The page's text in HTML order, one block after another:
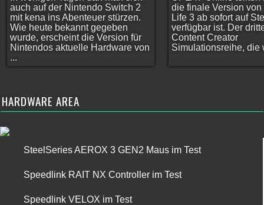
auch auf der Nintendo Switch 2
mit kena ins Abenteuer stürzen.
Wie heute bekannt gegeben
wurde, erscheint die Version für
Nintendos aktuelle Hardware von
...
die finale Version von
Life 3 ab sofort auf
verfügbar ist. Der
Content Creator
Simulationsreihe, die
HARDWARE AREA
SteelSeries AEROX 3 GEN2 Maus im Test
Speedlink RAIT NX Controller im Test
Speedlink VELOX im Test